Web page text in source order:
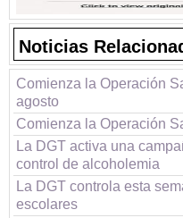
Noticias
Comienza la Operación
agosto
Comienza la Operación
La DGT activa una
control de alcoholemia
La DGT controla esta
escolares